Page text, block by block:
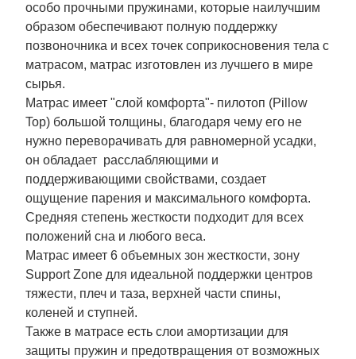
особо прочными пружинами, которые наилучшим
образом обеспечивают полную поддержку
позвоночника и всех точек соприкосновения тела с
матрасом, матрас изготовлен из лучшего в мире
сырья.
Матрас имеет "слой комфорта"- пилотоп (Pillow
Top) большой толщины, благодаря чему его не
нужно переворачивать для равномерной усадки,
он обладает расслабляющими и
поддерживающими свойствами, создает
ощущение парения и максимального комфорта.
Средняя степень жесткости подходит для всех
положений сна и любого веса.
Матрас имеет 6 объемных зон жесткости, зону
Support Zone для идеальной поддержки центров
тяжести, плеч и таза, верхней части спины,
коленей и ступней.
Также в матрасе есть слои амортизации для
защиты пружин и предотвращения от возможных